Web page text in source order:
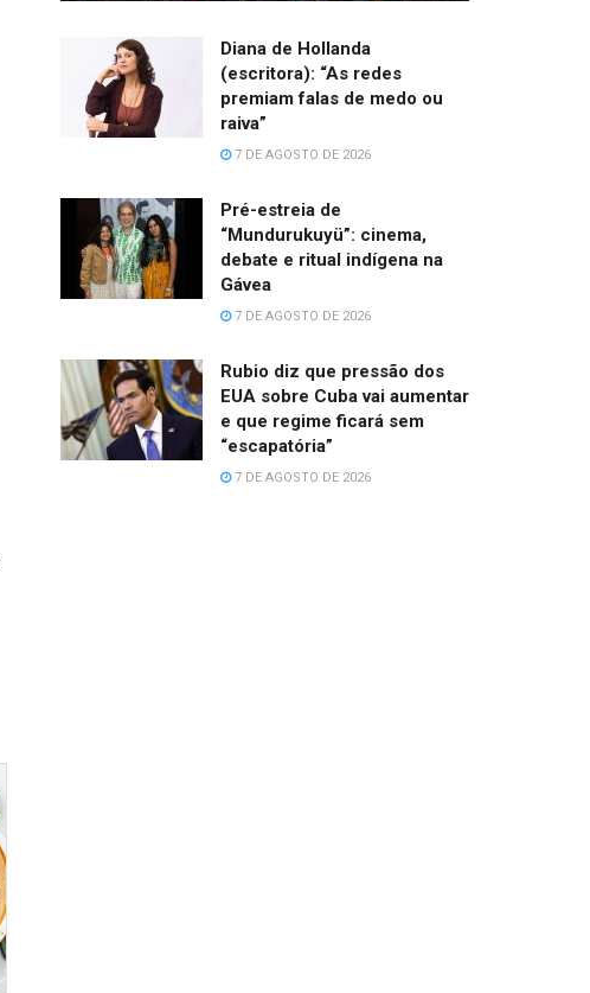
Diana de Hollanda
(escritora): “As redes
premiam falas de medo ou
raiva”
7 DE AGOSTO DE 2026
Pré-estreia de
“Mundurukuyü”: cinema,
debate e ritual indígena na
Gávea
7 DE AGOSTO DE 2026
Rubio diz que pressão dos
EUA sobre Cuba vai aumentar
e que regime ficará sem
“escapatória”
7 DE AGOSTO DE 2026